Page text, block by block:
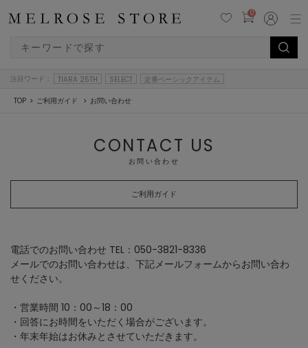
0
注目ワード： TIARA 25TH SELECT 定番ベーシックアイテム
TOP ご利用ガイド お問い合わせ
CONTACT US
お問い合わせ
ご利用ガイド
電話でのお問い合わせ TEL：050-3821-8336
メールでのお問い合わせは、下記メールフォームからお問い合わ
せください。
・営業時間 10：00～18：00
・回答にお時間をいただく場合がございます。
・年末年始はお休みとさせていただきます。